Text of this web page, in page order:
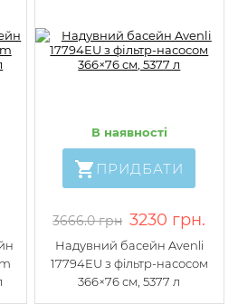
В наявності
ПРИДБАТИ
3666.0 грн 3230 грн.
Надувний басейн Avenli
17794EU з фільтр-насосом
366×76 см, 5377 л